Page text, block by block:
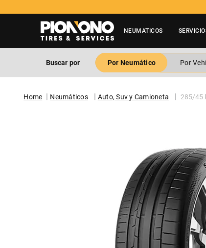
NEUMATICOS
Buscar por Por Neumático Por
Neumáticos Auto, Suv y Camioneta 285/45